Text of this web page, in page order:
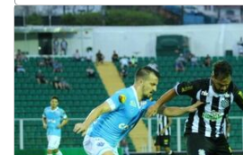
Opens in new window